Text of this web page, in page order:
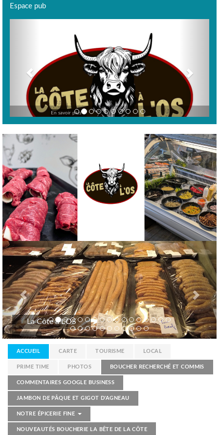
Espace pub
En savoir plus >
La Côte à L'OS
Previous
ACCUEIL CARTE TOURISME LOCAL
PRIME TIME PHOTOS BOUCHER RECHERCHÉ ET COMMIS
COMMENTAIRES GOOGLE BUSINESS
JAMBON DE PÂQUE ET GIGOT D'AGNEAU
NOTRE ÉPICERIE FINE
NOUVEAUTÉS BOUCHERIE LA BÊTE DE LA CÔTE